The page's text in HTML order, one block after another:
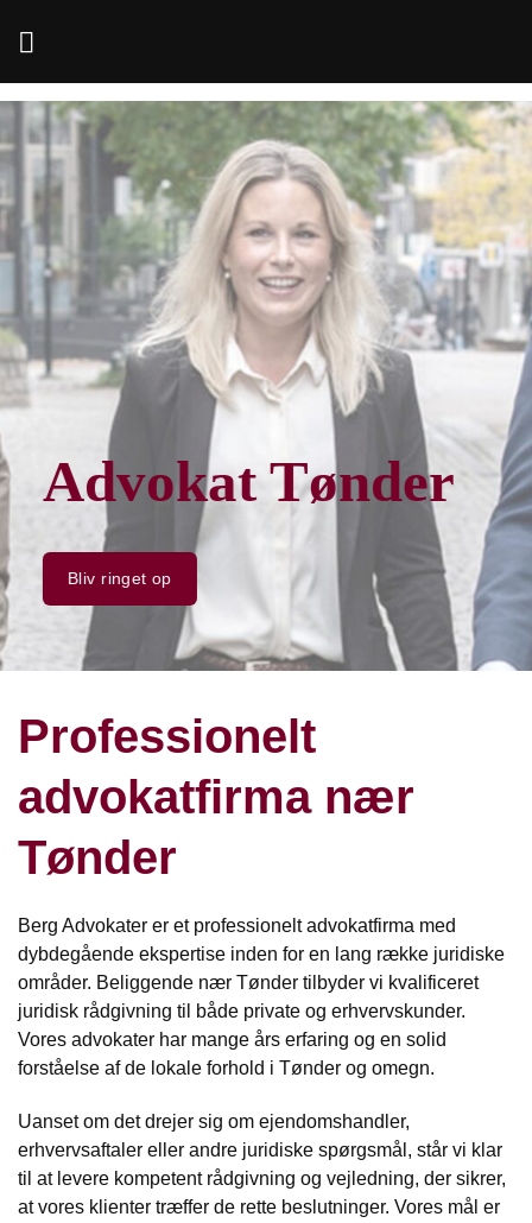
Advokat Tønder
Bliv ringet op
Professionelt
advokatfirma nær
Tønder
Berg Advokater er et professionelt advokatfirma med
dybdegående ekspertise inden for en lang række juridiske
områder. Beliggende nær Tønder tilbyder vi kvalificeret
juridisk rådgivning til både private og erhvervskunder.
Vores advokater har mange års erfaring og en solid
forståelse af de lokale forhold i Tønder og omegn.
Uanset om det drejer sig om ejendomshandler,
erhvervsaftaler eller andre juridiske spørgsmål, står vi klar
til at levere kompetent rådgivning og vejledning, der sikrer,
at vores klienter træffer de rette beslutninger. Vores mål er